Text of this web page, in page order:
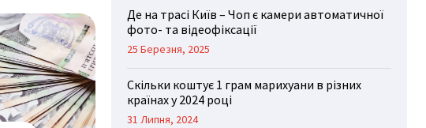
Де на трасі Київ – Чоп є камери автоматичної
фото- та відеофіксації
25 Березня, 2025
Скільки коштує 1 грам марихуани в різних
країнах у 2024 році
31 Липня, 2024